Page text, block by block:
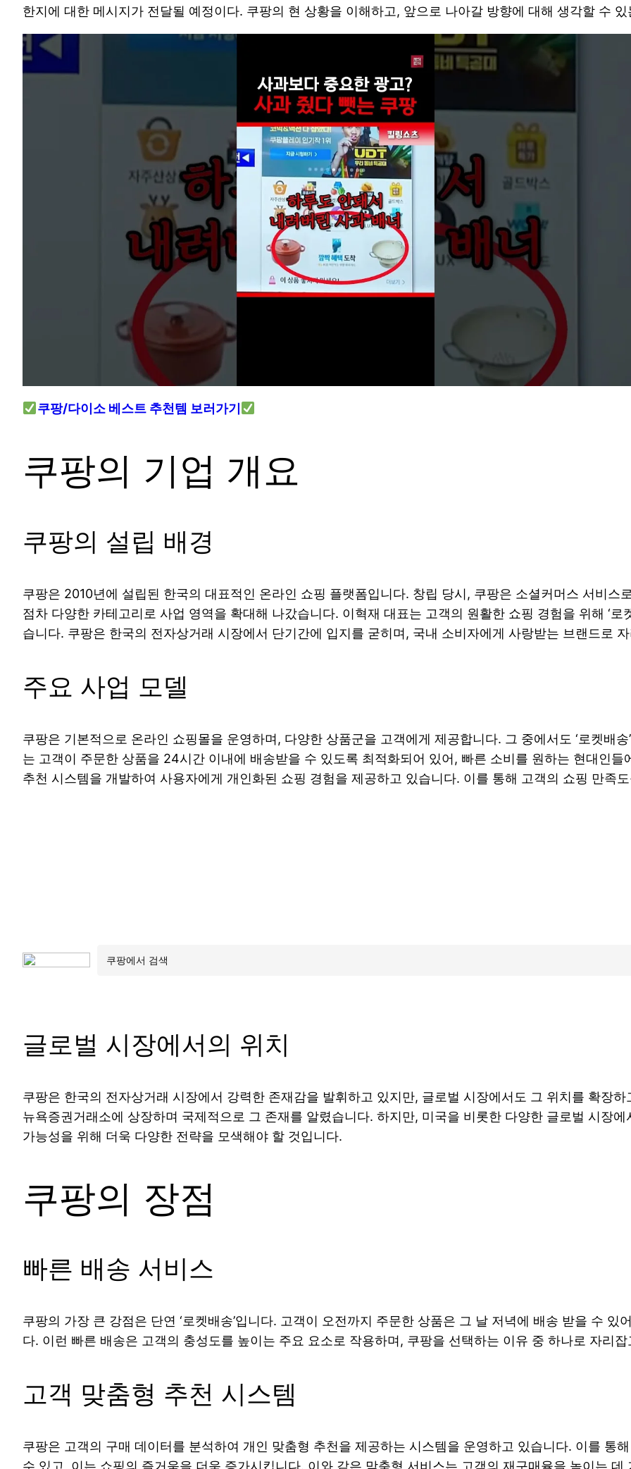
한지에 대한 메시지가 전달될 예정이다. 쿠팡의 현 상황을 이해하고, 앞으로 나아갈 방향에 대해 생각할 수
쿠팡/다이소 베스트 추천템 보러가기
쿠팡의 기업 개요
쿠팡의 설립 배경
쿠팡은 2010년에 설립된 한국의 대표적인 온라인 쇼핑 플랫폼입니다. 창립 당시, 쿠팡은 소셜커머스 서비스
점차 다양한 카테고리로 사업 영역을 확대해 나갔습니다. 이혁재 대표는 고객의 원활한 쇼핑 경험을 위해 ‘
습니다. 쿠팡은 한국의 전자상거래 시장에서 단기간에 입지를 굳히며, 국내 소비자에게 사랑받는 브랜드로
주요 사업 모델
쿠팡은 기본적으로 온라인 쇼핑몰을 운영하며, 다양한 상품군을 고객에게 제공합니다. 그 중에서도 ‘로켓배
는 고객이 주문한 상품을 24시간 이내에 배송받을 수 있도록 최적화되어 있어, 빠른 소비를 원하는 현대인
추천 시스템을 개발하여 사용자에게 개인화된 쇼핑 경험을 제공하고 있습니다. 이를 통해 고객의 쇼핑 만족
글로벌 시장에서의 위치
쿠팡은 한국의 전자상거래 시장에서 강력한 존재감을 발휘하고 있지만, 글로벌 시장에서도 그 위치를 확장
뉴욕증권거래소에 상장하며 국제적으로 그 존재를 알렸습니다. 하지만, 미국을 비롯한 다양한 글로벌 시장
가능성을 위해 더욱 다양한 전략을 모색해야 할 것입니다.
쿠팡의 장점
빠른 배송 서비스
쿠팡의 가장 큰 강점은 단연 ‘로켓배송’입니다. 고객이 오전까지 주문한 상품은 그 날 저녁에 배송 받을 수
다. 이런 빠른 배송은 고객의 충성도를 높이는 주요 요소로 작용하며, 쿠팡을 선택하는 이유 중 하나로 자리
고객 맞춤형 추천 시스템
쿠팡은 고객의 구매 데이터를 분석하여 개인 맞춤형 추천을 제공하는 시스템을 운영하고 있습니다. 이를 통
수 있고, 이는 쇼핑의 즐거움을 더욱 증가시킵니다. 이와 같은 맞춤형 서비스는 고객의 재구매율을 높이는 데